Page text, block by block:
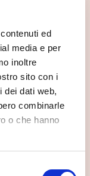
ed
media e per
inoltre
sito con i
dei dati web,
combinarle
o che hanno